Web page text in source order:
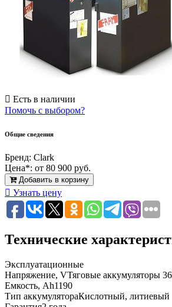
Есть в наличии
Помочь с выбором?
Общие сведения
Бренд: Clark
Цена*: от 80 900 руб.
Добавить в корзину
Узнать цену
Технические
Эксплуатационные
Напряжение, VТяговые аккумуляторы
Емкость, Ah1190
Тип аккумулятораКислотный, литиевый